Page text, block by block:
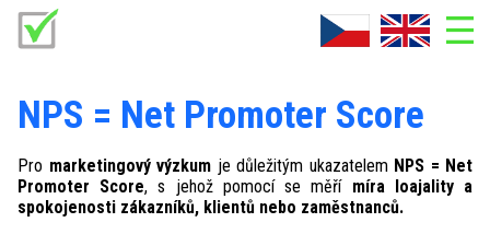
Co je AskNow
Doplňky AskNow
Fotogalerie
NPS = Net Promoter Score
Pro marketingový výzkum je důležitým ukazatelem NPS = Net
Promoter Score, s jehož pomocí se měří míra loajality a
spokojenosti zákazníků, klientů nebo zaměstnanců.